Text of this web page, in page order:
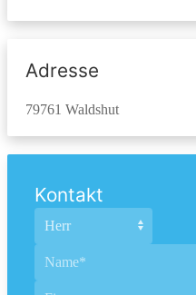
Adresse
79761 Waldshut
Kontakt